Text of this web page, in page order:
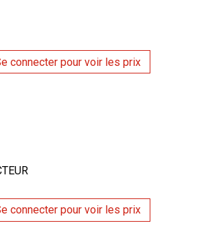
connecter pour voir les prix
connecter pour voir les prix